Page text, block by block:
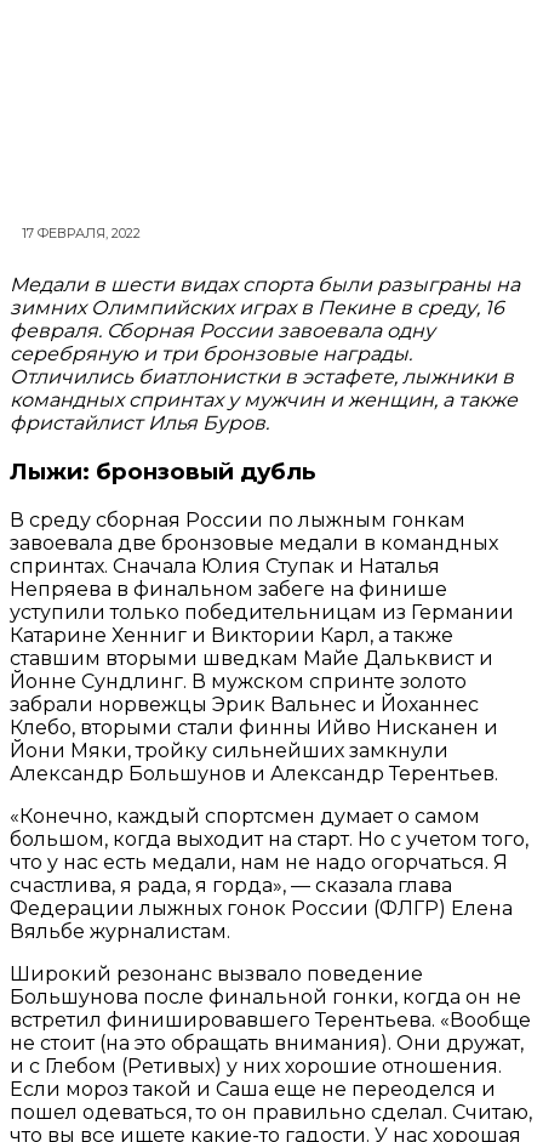
17 ФЕВРАЛЯ, 2022
Медали в шести видах спорта были разыграны на
зимних Олимпийских играх в Пекине в среду, 16
февраля. Сборная России завоевала одну
серебряную и три бронзовые награды.
Отличились биатлонистки в эстафете, лыжники в
командных спринтах у мужчин и женщин, а также
фристайлист Илья Буров.
Лыжи: бронзовый дубль
В среду сборная России по лыжным гонкам
завоевала две бронзовые медали в командных
спринтах. Сначала Юлия Ступак и Наталья
Непряева в финальном забеге на финише
уступили только победительницам из Германии
Катарине Хенниг и Виктории Карл, а также
ставшим вторыми шведкам Майе Дальквист и
Йонне Сундлинг. В мужском спринте золото
забрали норвежцы Эрик Вальнес и Йоханнес
Клебо, вторыми стали финны Ийво Нисканен и
Йони Мяки, тройку сильнейших замкнули
Александр Большунов и Александр Терентьев.
«Конечно, каждый спортсмен думает о самом
большом, когда выходит на старт. Но с учетом того,
что у нас есть медали, нам не надо огорчаться. Я
счастлива, я рада, я горда», — сказала глава
Федерации лыжных гонок России (ФЛГР) Елена
Вяльбе журналистам.
Широкий резонанс вызвало поведение
Большунова после финальной гонки, когда он не
встретил финишировавшего Терентьева. «Вообще
не стоит (на это обращать внимания). Они дружат,
и с Глебом (Ретивых) у них хорошие отношения.
Если мороз такой и Саша еще не переоделся и
пошел одеваться, то он правильно сделал. Считаю,
что вы все ищете какие-то гадости. У нас хорошая